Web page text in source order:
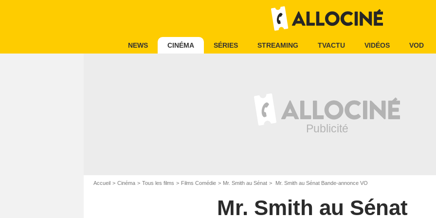
NEWS CINÉMA SÉRIES STREAMING TVACTU VIDÉOS VOD
Accueil Cinéma Tous les films Films Comédie Mr. Smith au Sénat Mr. Smith au Sénat Bande-annonce VO
Mr. Smith au Sénat